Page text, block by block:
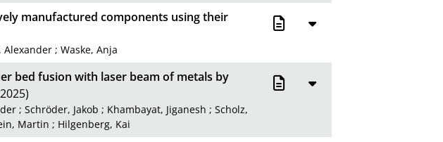
manufactured components using their
Alexander ;Waske, Anja
bed fusion with laser beam of metals by
;Schröder, Jakob ; Khambayat, Jiganesh ;Scholz,
Martin ; Hilgenberg, Kai